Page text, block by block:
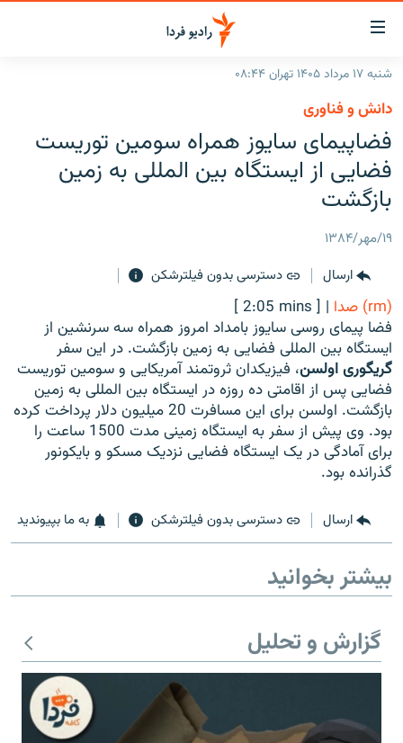
لینک‌های
قابلیت
دسترسی
بازگشت
منوی
اصلی
رفتن
صفحه
ایران
جهان
رادیو
گزارش‌های تصویری
گزارش‌های ویدئویی
زنان فردا
English
به ما بپیوندید
زبان‌های دیگر
شنبه ۱۷ مرداد ۱۴۰۵ تهران ۰۸:۴۴
دانش و فناوری
فضاپیمای سایوز همراه سومین توریست
فضایی از ایستگاه بین المللی به زمین
بازگشت
۱۹/مهر/۱۳۸۴
ارسال
دسترسی بدون فیلترشکن
(rm) صدا |
[ 2:05 mins ]
فضا پیمای روسی سایوز بامداد امروز همراه سه سرنشین از
ایستگاه بین المللی فضایی به زمین بازگشت. در این سفر
گریگوری اولسن، فیزیکدان ثروتمند آمریکایی و سومین توریست
فضایی پس از اقامتی ده روزه در ایستگاه بین المللی به زمین
بازگشت. اولسن برای این مسافرت 20 میلیون دلار پرداخت کرده
بود. وی پیش از سفر به ایستگاه زمینی مدت 1500 ساعت را
برای آمادگی در یک ایستگاه فضایی نزدیک مسکو و بایکونور
گذرانده بود.
ارسال دسترسی بدون فیلترشکن به ما بپیوندید
بیشتر بخوانید
گزارش و تحلیل